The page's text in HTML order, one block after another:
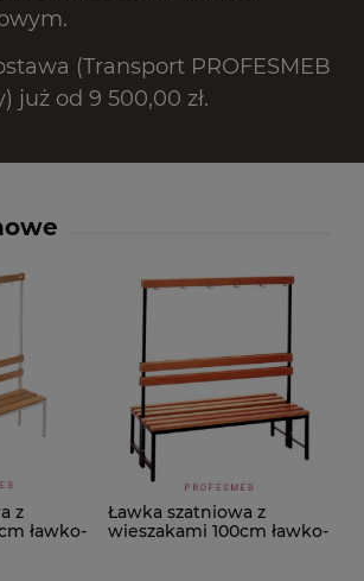
(Transport PROFESMEB
już od 9 500,00 zł.
z
ławko-
Ławka szatniowa z
wieszakami 100cm ławko-